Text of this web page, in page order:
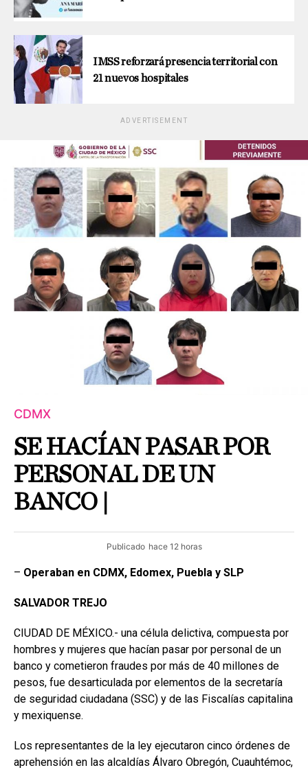
IMSS reforzará presencia territorial con
21 nuevos hospitales
ADVERTISEMENT
CDMX
SE HACÍAN PASAR POR
PERSONAL DE UN
BANCO |
Publicado hace 12 horas
– Operaban en CDMX, Edomex, Puebla y SLP
SALVADOR TREJO
CIUDAD DE MÉXICO.- una célula delictiva, compuesta por
hombres y mujeres que hacían pasar por personal de un
banco y cometieron fraudes por más de 40 millones de
pesos, fue desarticulada por elementos de la secretaría
de seguridad ciudadana (SSC) y de las Fiscalías capitalina
y mexiquense.
Los representantes de la ley ejecutaron cinco órdenes de
aprehensión en las alcaldías Álvaro Obregón, Cuauhtémoc,